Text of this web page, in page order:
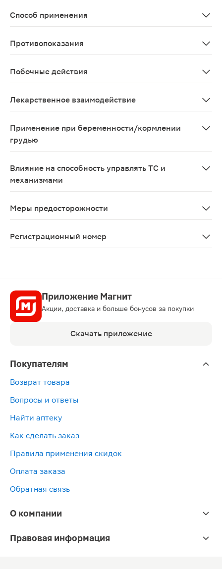
Способ применения
Противопоказания
Побочные действия
Лекарственное взаимодействие
Применение при беременности/кормлении
грудью
Влияние на способность управлять ТС и
механизмами
Меры предосторожности
Регистрационный номер
Приложение Магнит
Акции, доставка и больше бонусов за покупки
Скачать приложение
Покупателям
Возврат товара
Вопросы и ответы
Найти аптеку
Как сделать заказ
Правила применения скидок
Оплата заказа
Обратная связь
О компании
Правовая информация